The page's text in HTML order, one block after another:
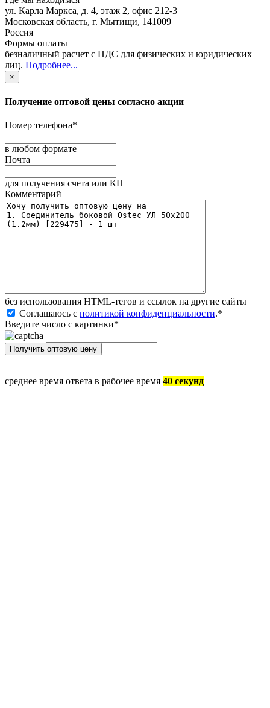
ул. Карла Маркса, д. 4, этаж 2, офис 212-3
Московская область, г. Мытищи, 141009
Россия
Формы оплаты
безналичный расчет с НДС для физических и юридических
лиц. Подробнее...
×
Получение оптовой цены согласно акции
Номер телефона*
в любом формате
Почта
для получения счета или КП
Комментарий
без иcпользования HTML-тегов и ссылок на другие сайты
Соглашаюсь с политикой конфиденциальности.*
Введите число с картинки*
среднее время ответа в рабочее время 40 секунд